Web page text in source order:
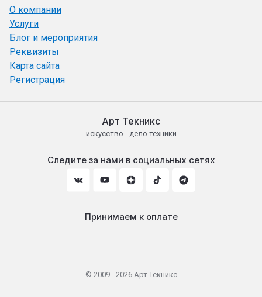
О компании
Услуги
Блог и мероприятия
Реквизиты
Карта сайта
Регистрация
Арт Текникс
искусство - дело техники
Следите за нами в социальных сетях
Принимаем к оплате
© 2009 - 2026 Арт Текникс